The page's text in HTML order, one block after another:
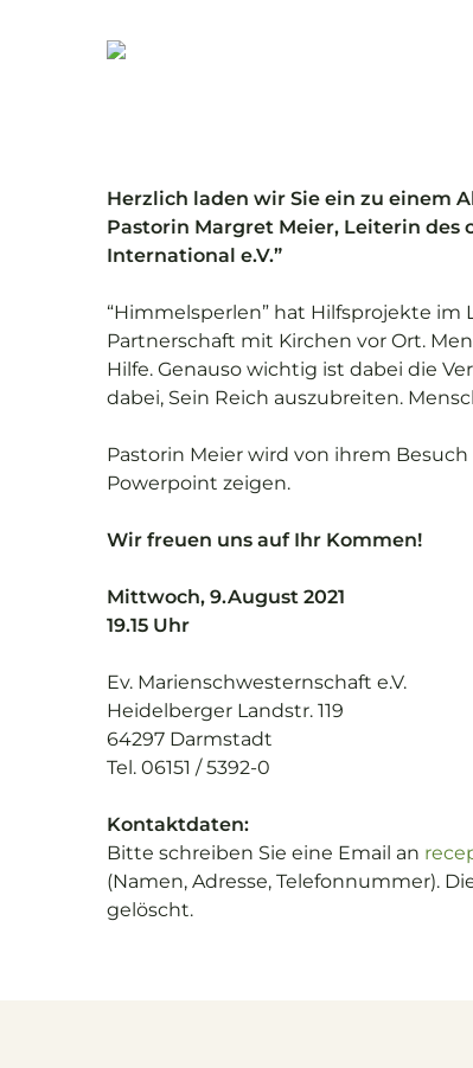
Drücken Sie ENTER für suchen oder
Herzlich laden wir Sie ein zu einem
Pastorin Margret Meier, Leiterin des
International e.V.”
“Himmelsperlen” hat Hilfsprojekte
Partnerschaft mit Kirchen vor Ort.
Hilfe. Genauso wichtig ist dabei die
dabei, Sein Reich auszubreiten.
Pastorin Meier wird von ihrem
Powerpoint zeigen.
Wir freuen uns auf Ihr Kommen!
Mittwoch, 9.August 2021
19.15 Uhr
Ev. Marienschwesternschaft e.V.
Heidelberger Landstr. 119
64297 Darmstadt
Tel. 06151 / 5392-0
Kontaktdaten:
Bitte schreiben Sie eine Email an
(Namen, Adresse, Telefonnummer).
gelöscht.